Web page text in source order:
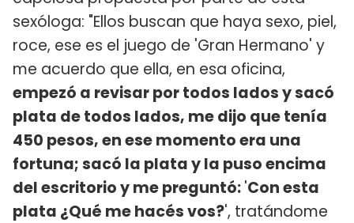
sexóloga: "Ellos buscan que haya sexo, piel,
roce, ese es el juego de 'Gran Hermano' y
me acuerdo que ella, en esa oficina,
empezó a revisar por todos lados y sacó
plata de todos lados, me dijo que tenía
450 pesos, en ese momento era una
fortuna; sacó la plata y la puso encima
del escritorio y me preguntó:'Con esta
plata ¿Qué me hacés vos?', tratándome